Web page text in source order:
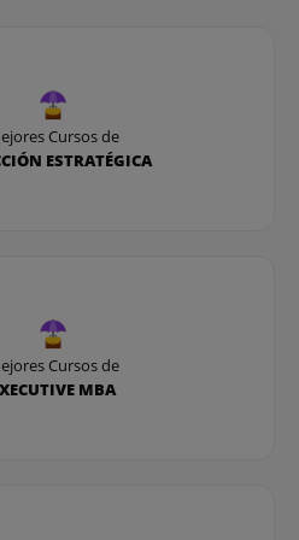
de empresas II
Cursos de
ESTRATÉGICA
Cursos de
MBA